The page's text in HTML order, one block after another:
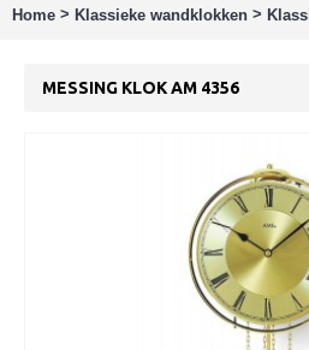
Home > Klassieke wandklokken >
MESSING KLOK AM 4356